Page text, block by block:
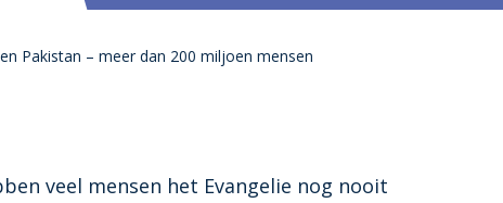
Pakistan – meer dan 200 miljoen mensen
veel mensen het Evangelie nog nooit